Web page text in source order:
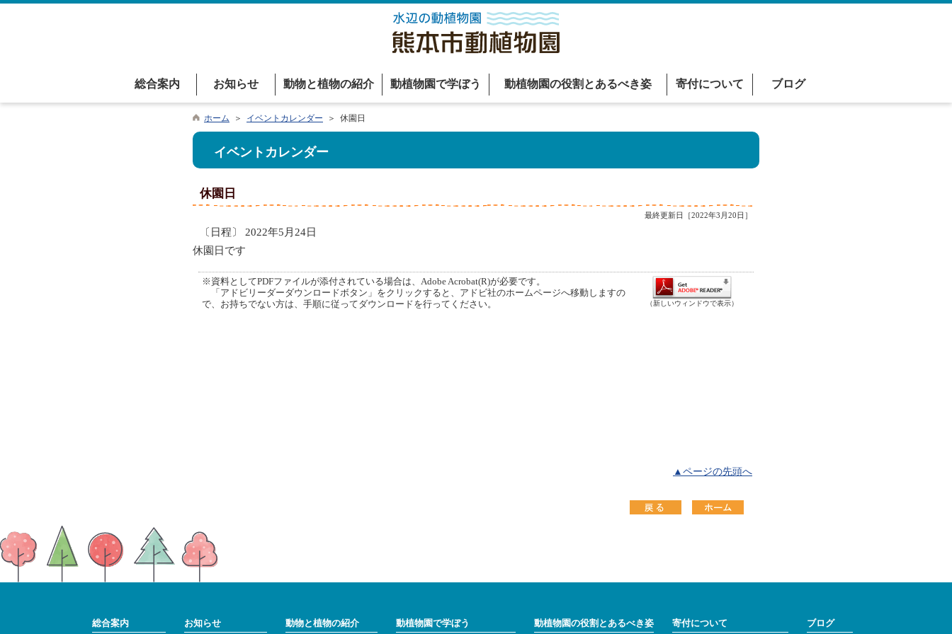
総合案内 お知らせ 動物と植物の紹介 動植物園で学ぼう 動植物園の役割とあるべき姿 寄付について ブログ
ホーム ＞ イベントカレンダー ＞ 休園日
イベントカレンダー
休園日
最終更新日［2022年3月20日］
〔日程〕 2022年5月24日
休園日です
※資料としてPDFファイルが添付されている場合は、Adobe Acrobat(R)が必要です。
「アドビリーダーダウンロードボタン」をクリックすると、アドビ社のホームページへ移動しますの
で、お持ちでない方は、手順に従ってダウンロードを行ってください。
（新しいウィンドウで表示）
▲ページの先頭へ
総合案内 お知らせ 動物と植物の紹介 動植物園で学ぼう 動植物園の役割とあるべき姿 寄付について ブログ